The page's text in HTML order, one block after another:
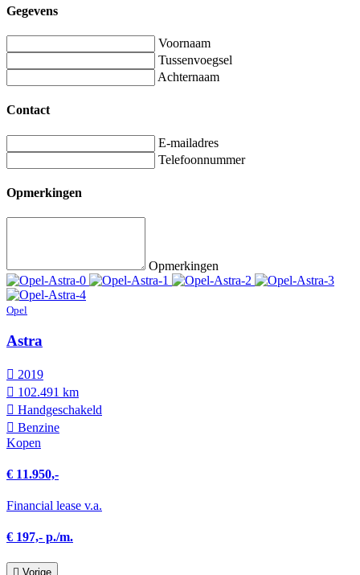
Gegevens
Voornaam
Tussenvoegsel
Achternaam
Contact
E-mailadres
Telefoonnummer
Opmerkingen
Opmerkingen
Opel
Astra
2019
102.491 km
Hand­geschakeld
Benzine
Kopen
€ 11.950,-
Financial lease v.a.
€ 197,- p./m.
Vorige